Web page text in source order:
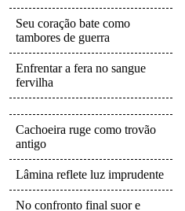
Seu coração bate como
tambores de guerra
Enfrentar a fera no sangue
fervilha
Cachoeira ruge como trovão
antigo
Lâmina reflete luz imprudente
No confronto final suor e